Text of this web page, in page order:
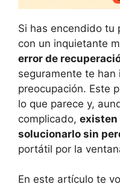
Si has encendido tu
con un inquietante
error de
seguramente te
preocupación. Este
lo que parece y,
complicado, existen
solucionarlo sin
portátil por la
En este artículo te